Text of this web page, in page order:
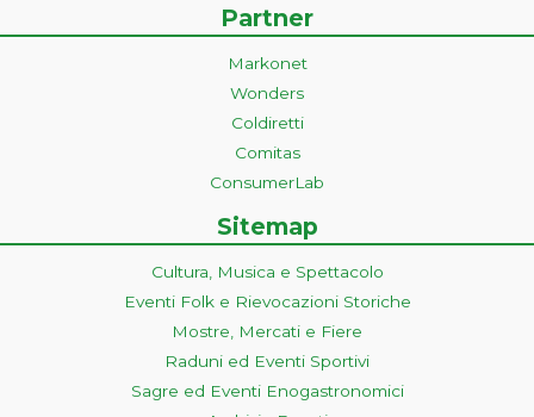
Partner
Markonet
Wonders
Coldiretti
Comitas
ConsumerLab
Sitemap
Cultura, Musica e Spettacolo
Eventi Folk e Rievocazioni Storiche
Mostre, Mercati e Fiere
Raduni ed Eventi Sportivi
Sagre ed Eventi Enogastronomici